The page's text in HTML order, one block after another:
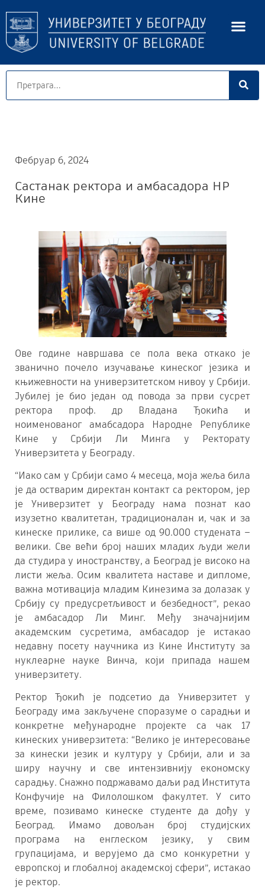
Фебруар 6, 2024
Састанак ректора и амбасадора НР
Кине
Ове године навршава се пола века откако је
званично почело изучавање кинеског језика и
књижевности на универзитетском нивоу у Србији.
Јубилеј је био један од повода за први сусрет
ректора проф. др Владана Ђокића и
ноименованог амабсадора Народне Републике
Кине у Србији Ли Минга у Ректорату
Универзитета у Београду.
“Иако сам у Србији само 4 месеца, моја жеља била
је да остварим директан контакт са ректором, јер
је Универзитет у Београду нама познат као
изузетно квалитетан, традиционалан и, чак и за
кинеске прилике, са више од 90.000 студената –
велики. Све већи број наших младих људи жели
да студира у иностранству, а Београд је високо на
листи жеља. Осим квалитета наставе и дипломе,
важна мотивација младим Кинезима за долазак у
Србију су предусретљивост и безбедност”, рекао
је амбасадор Ли Минг. Међу значајнијим
академским сусретима, амбасадор је истакао
недавну посету научника из Кине Институту за
нуклеарне науке Винча, који припада нашем
универзитету.
Ректор Ђокић је подсетио да Универзитет у
Београду има закључене споразуме о сарадњи и
конкретне међународне пројекте са чак 17
кинеских универзитета: “Велико је интересовање
за кинески језик и културу у Србији, али и за
ширу научну и све интензивнију економску
сарадњу. Снажно подржавамо даљи рад Института
Конфучије на Филолошком факултет. У сито
време, позивамо кинеске студенте да дођу у
Београд. Имамо довољан број студијских
програма на енглеском језику, у свим
групацијама, и верујемо да смо конкуретни у
европској и глобалној академској сфери”, истакао
је ректор.